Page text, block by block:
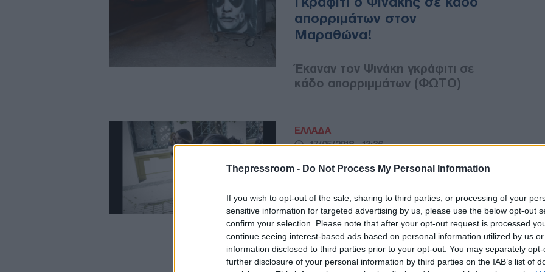
Thepressroom - Do Not Process My Personal Information
If you wish to opt-out of the sale, sharing to third parties, or processing of your
sensitive information for targeted advertising by us, please use the below opt-out
confirm your selection. Please note that after your opt-out request is processed
continue seeing interest-based ads based on personal information utilized by us
information disclosed to third parties prior to your opt-out. You may separately
further disclosure of your personal information by third parties on the IAB’s list of
απορριμάτων στον
Μαραθώνα!
Έκαναν τον Ψινάκη γκράφιτι σε
κάδο απορριμμάτων (ΦΩΤΟ)
ΕΛΛΑΔΑ
17/05/2018 - 13:36
Απολογούνται για
η μητέρα και η γιαγιά του
νεογνού που βρέθηκε στα
σκουπίδια, στην Πετρούπολη
Απαντήσεις για όσα οδήγησαν